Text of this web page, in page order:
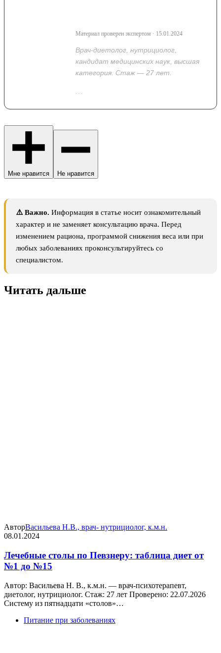
Материал проверен экспертом · 15.01.2024
Врач-диетолог, нутрициолог,
кандидат медицинских наук, высшая
категория. Стаж — 27 лет.
…
Мне нравится Не нравится
⚠️ Важно. Информация в статье носит ознакомительный
характер и не заменяет консультацию врача. Перед
изменением рациона, программой снижения веса или при
любых заболеваниях проконсультируйтесь со
специалистом.
Читать дальше
АвторВасильева Н.В., врач- нутрициолог, к.м.н.
08.01.2024
Лечебные столы по Певзнеру: таблица диет от
№1 до №15
Автор: Васильева Н. В., к.м.н. — врач-психотерапевт,
диетолог, нутрициолог. Стаж: 27 лет Проверено: 22.07.2026
Систему из пятнадцати «столов»…
Питание при заболеваниях